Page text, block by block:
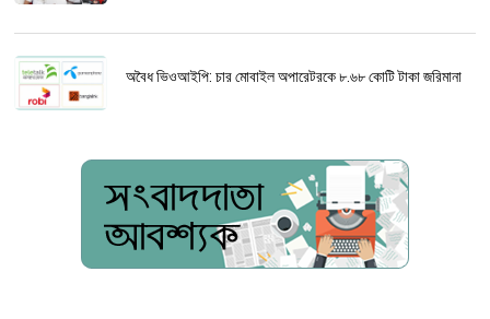
অবৈধ ভিওআইপি: চার মোবাইল অপারেটরকে ৮.৬৮ কোটি টাকা জরিমানা